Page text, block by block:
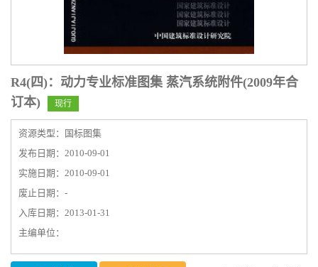
R4(四)：动力专业标准图集 蒸汽系统附件(2009年合
订本)
现行
资源类型：国标图集
发布日期：2010-09-01
实施日期：2010-09-01
废止日期：-
入库日期：2013-01-31
主编单位：